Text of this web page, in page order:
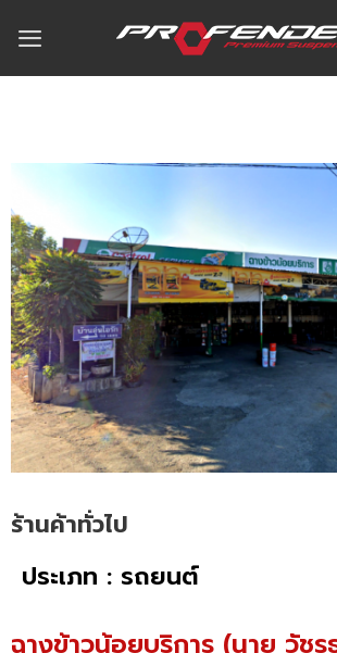
ร้านค้าทั่วไป
ประเภท : รถยนต์
ฉางข้าวน้อยบริการ (นาย วัชร